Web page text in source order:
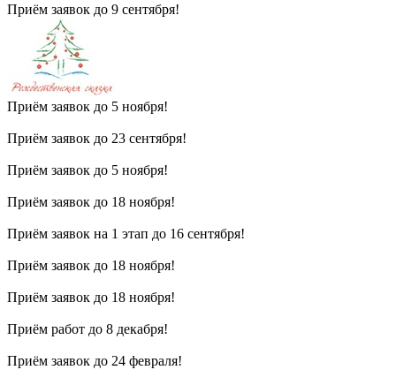
Приём заявок до 9 сентября!
Приём заявок до 5 ноября!
Приём заявок до 23 сентября!
Приём заявок до 5 ноября!
Приём заявок до 18 ноября!
Приём заявок на 1 этап до 16 сентября!
Приём заявок до 18 ноября!
Приём заявок до 18 ноября!
Приём работ до 8 декабря!
Приём заявок до 24 февраля!